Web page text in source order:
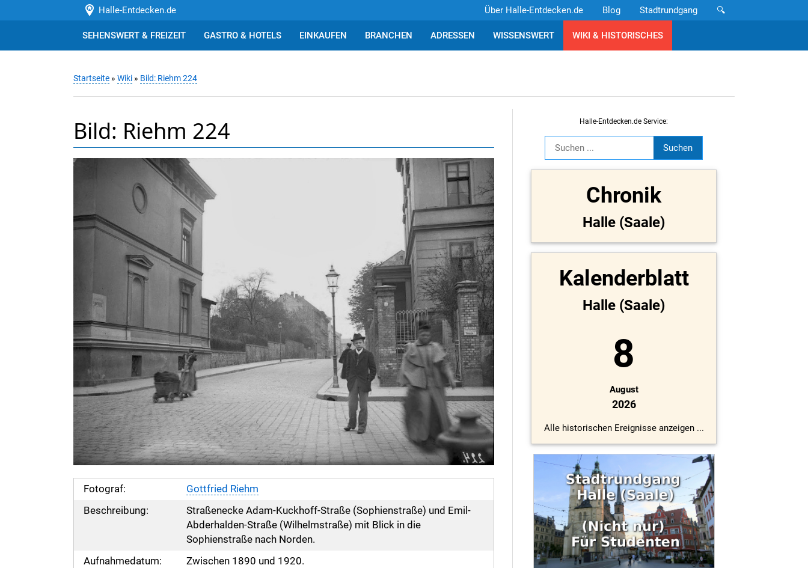
Halle-Entdecken.de 🔍
Stadtrundgang
Blog
Über Halle-Entdecken.de
SEHENSWERT & FREIZEIT GASTRO & HOTELS EINKAUFEN BRANCHEN ADRESSEN WISSENSWERT WIKI & HISTORISCHES
Startseite » Wiki » Bild: Riehm 224
Bild: Riehm 224
Fotograf:
Gottfried Riehm
Beschreibung:
Straßenecke Adam-Kuckhoff-Straße (Sophienstraße) und Emil-
Abderhalden-Straße (Wilhelmstraße) mit Blick in die
Sophienstraße nach Norden.
Aufnahmedatum:
Zwischen 1890 und 1920.
Halle-Entdecken.de Service:
Chronik
Halle (Saale)
Kalenderblatt
Halle (Saale)
8
August
2026
Alle historischen Ereignisse anzeigen ...